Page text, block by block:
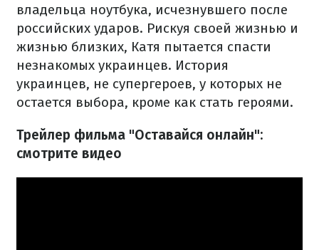
владельца ноутбука, исчезнувшего после
российских ударов. Рискуя своей жизнью и
жизнью близких, Катя пытается спасти
незнакомых украинцев. История
украинцев, не супергероев, у которых не
остается выбора, кроме как стать героями.
Трейлер фильма "Оставайся онлайн":
смотрите видео